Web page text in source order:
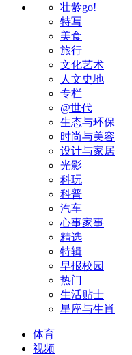
壮龄go!
特写
美食
旅行
文化艺术
人文史地
专栏
@世代
生态与环保
时尚与美容
设计与家居
光影
科玩
科普
汽车
心事家事
精选
特辑
早报校园
热门
生活贴士
星座与生肖
体育
视频